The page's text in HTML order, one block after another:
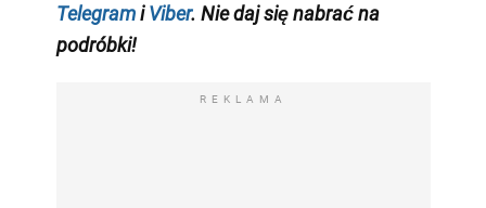
TelegramiViber. Nie daj się nabrać na
podróbki!
REKLAMA